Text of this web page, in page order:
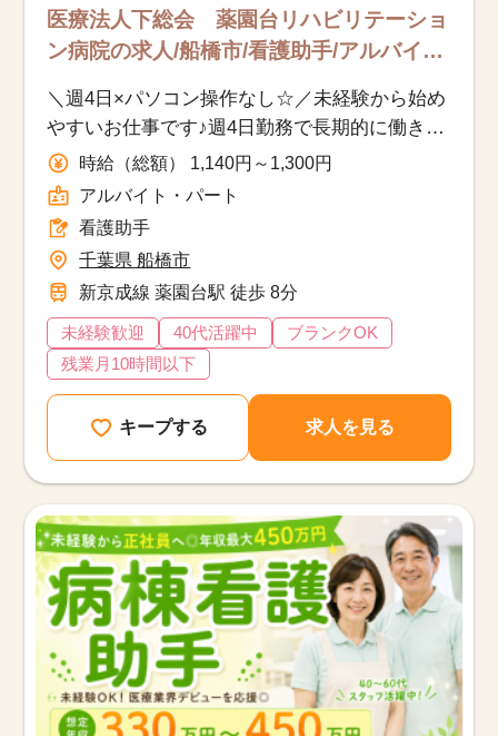
医療法人下総会 薬園台リハビリテーショ
ン病院の求人/船橋市/看護助手/アルバイ
＼週4日×パソコン操作なし☆／未経験から始め
やすいお仕事です♪週4日勤務で長期的に働きた
い方におすすめ◎
時給（総額） 1,140円～1,300円
アルバイト・パート
看護助手
千葉県 船橋市
新京成線 薬園台駅 徒歩 8分
未経験歓迎 40代活躍中
ブランクOK
残業月10時間以下
キープする 求人を見る